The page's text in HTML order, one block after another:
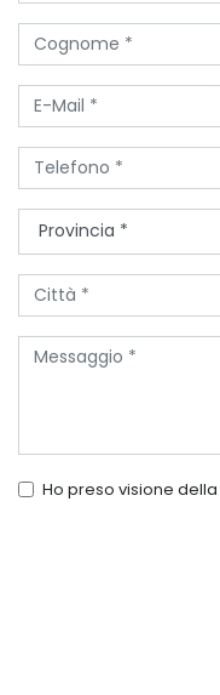
Ho preso visione della